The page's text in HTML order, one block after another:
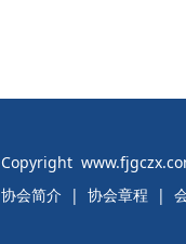
Copyright
协会简介 | 协会章程 |